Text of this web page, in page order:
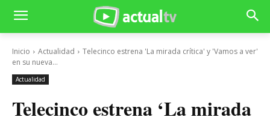
Inicio Actualidad
Telecinco estrena 'La mirada crítica' y 'Vamos a ver'
en su nueva...
Actualidad
Telecinco estrena ‘La mirada